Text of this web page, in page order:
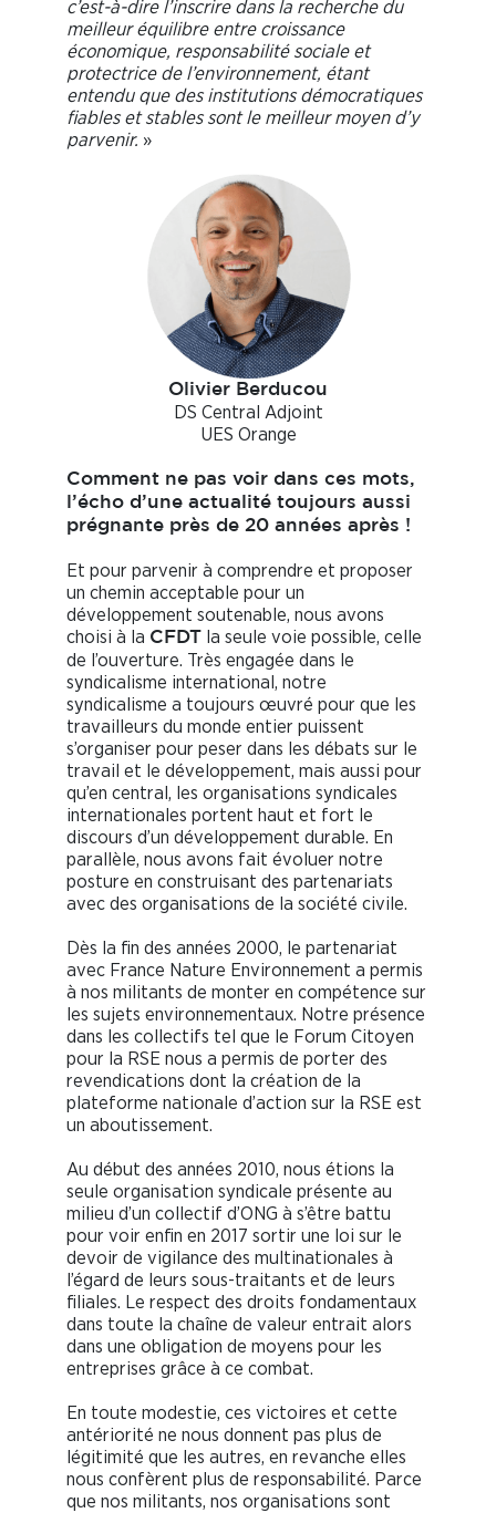
c’est-à-dire l’inscrire dans la recherche du
meilleur équilibre entre croissance
économique, responsabilité sociale et
protectrice de l’environnement, étant
entendu que des institutions démocratiques
fiables et stables sont le meilleur moyen d’y
parvenir. »
Olivier Berducou
DS Central Adjoint
UES Orange
Comment ne pas voir dans ces mots,
l’écho d’une actualité toujours aussi
prégnante près de 20 années après !
Et pour parvenir à comprendre et proposer
un chemin acceptable pour un
développement soutenable, nous avons
choisi à la CFDT
la seule voie possible, celle
de l’ouverture. Très engagée dans le
syndicalisme international, notre
syndicalisme a toujours œuvré pour que les
travailleurs du monde entier puissent
s’organiser pour peser dans les débats sur le
travail et le développement, mais aussi pour
qu’en central, les organisations syndicales
internationales portent haut et fort le
discours d’un développement durable. En
parallèle, nous avons fait évoluer notre
posture en construisant des partenariats
avec des organisations de la société civile.
Dès la fin des années 2000, le partenariat
avec France Nature Environnement a permis
à nos militants de monter en compétence sur
les sujets environnementaux. Notre présence
dans les collectifs tel que le Forum Citoyen
pour la RSE nous a permis de porter des
revendications dont la création de la
plateforme nationale d’action sur la RSE est
un aboutissement.
Au début des années 2010, nous étions la
seule organisation syndicale présente au
milieu d’un collectif d’ONG à s’être battu
pour voir enfin en 2017 sortir une loi sur le
devoir de vigilance des multinationales à
l’égard de leurs sous-traitants et de leurs
filiales. Le respect des droits fondamentaux
dans toute la chaîne de valeur entrait alors
dans une obligation de moyens pour les
entreprises grâce à ce combat.
En toute modestie, ces victoires et cette
antériorité ne nous donnent pas plus de
légitimité que les autres, en revanche elles
nous confèrent plus de responsabilité. Parce
que nos militants, nos organisations sont